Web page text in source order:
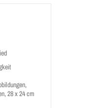
28 x 24 cm